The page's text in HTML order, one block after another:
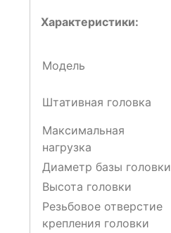
Характеристики:
Модель
Штативная головка
Максимальная
нагрузка
Диаметр базы головки
Высота головки
Резьбовое отверстие
крепления головки